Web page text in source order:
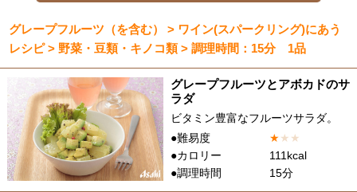
グレープフルーツ（を含む） > ワイン(スパークリング)にあう
レシピ > 野菜・豆類・キノコ類 > 調理時間：15分 1品
グレープフルーツとアボカドのサ
ラダ
ビタミン豊富なフルーツサラダ。
●難易度
★★ ★
●カロリー
111kcal
●調理時間
15分